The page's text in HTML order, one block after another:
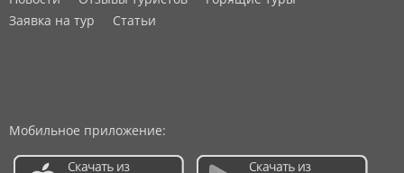
Заявка на тур
Статьи
Мобильное приложение: